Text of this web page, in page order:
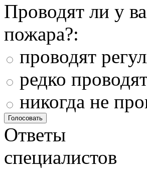
Проводят ли у
пожара?:
проводят
редко
никогда не
Ответы
специалистов